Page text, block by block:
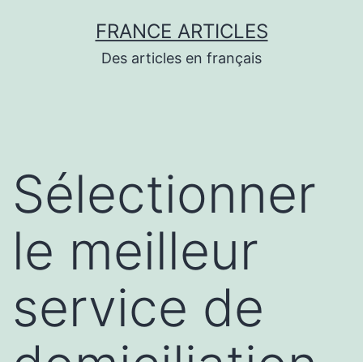
FRANCE ARTICLES
Des articles en français
Sélectionner
le meilleur
service de